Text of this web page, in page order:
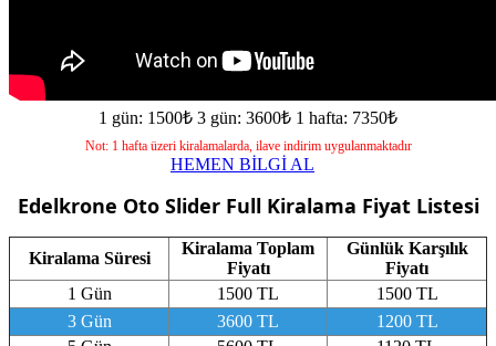
1 gün: 1500₺ 3 gün: 3600₺ 1 hafta: 7350₺
Not: 1 hafta üzeri kiralamalarda, ilave indirim uygulanmaktadır
HEMEN BİLGİ AL
Edelkrone Oto Slider Full Kiralama Fiyat Listesi
Kiralama Süresi
Kiralama Toplam
Fiyatı
Günlük Karşılık
Fiyatı
1 Gün
1500 TL
1500 TL
3 Gün
3600 TL
1200 TL